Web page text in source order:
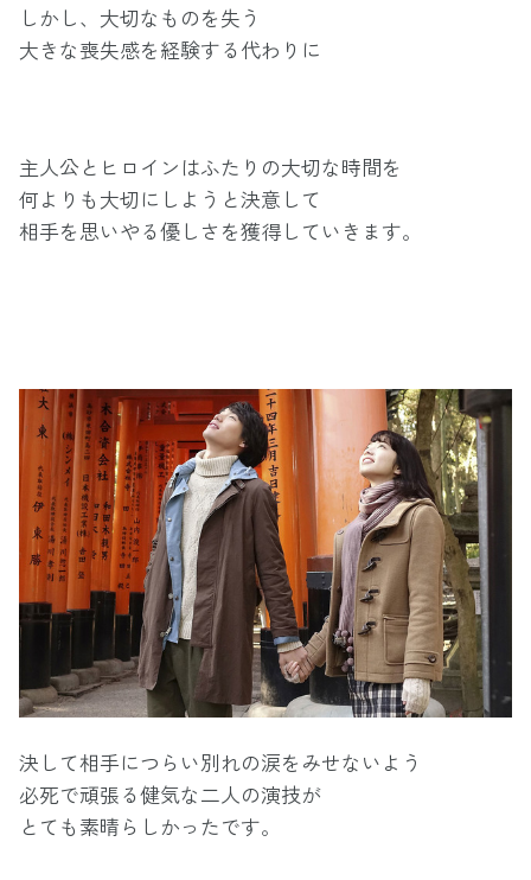
しかし、大切なものを失う
大きな喪失感を経験する代わりに
主人公とヒロインはふたりの大切な時間を
何よりも大切にしようと決意して
相手を思いやる優しさを獲得していきます。
決して相手につらい別れの涙をみせないよう
必死で頑張る健気な二人の演技が
とても素晴らしかったです。